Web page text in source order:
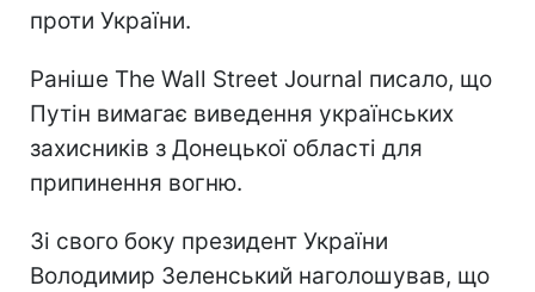
проти України.
Раніше The Wall Street Journal писало, що
Путін вимагає виведення українських
захисників з Донецької області для
припинення вогню.
Зі свого боку президент України
Володимир Зеленський наголошував, що